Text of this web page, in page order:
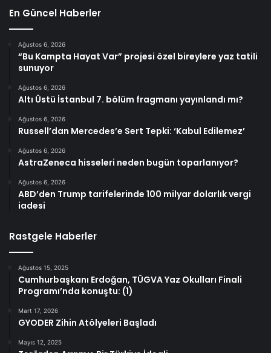
En Güncel Haberler
Ağustos 6, 2026
“Bu Kampta Hayat Var” projesi özel bireylere yaz tatili
sunuyor
Ağustos 6, 2026
Altı Üstü İstanbul 7. bölüm fragmanı yayınlandı mı?
Ağustos 6, 2026
Russell’dan Mercedes’e Sert Tepki: ‘Kabul Edilemez’
Ağustos 6, 2026
AstraZeneca hisseleri neden bugün toparlanıyor?
Ağustos 6, 2026
ABD’den Trump tarifelerinde 100 milyar dolarlık vergi
iadesi
Rastgele Haberler
Ağustos 15, 2025
Cumhurbaşkanı Erdoğan, TÜGVA Yaz Okulları Finali
Programı’nda konuştu: (1)
Mart 17, 2026
GYODER Zihin Atölyeleri Başladı
Mayıs 12, 2025